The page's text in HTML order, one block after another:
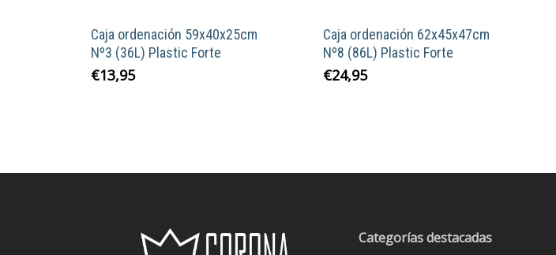
Caja ordenación 59x40x25cm
Nº3 (36L) Plastic Forte
€13,95
Caja ordenación 62x45x47cm
Nº8 (86L) Plastic Forte
€24,95
Categorías destacadas